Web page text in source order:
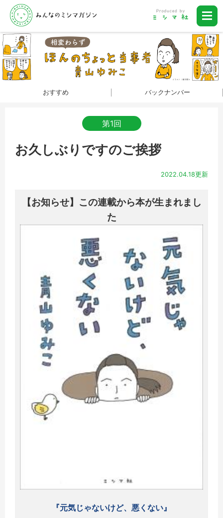
おすすめ バックナンバー
第1回
お久しぶりですのご挨拶
2022.04.18更新
【お知らせ】この連載から本が生まれまし
た
『元気じゃないけど、悪くない』